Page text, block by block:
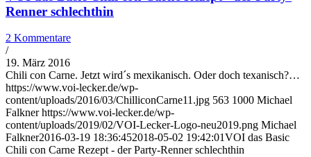
Renner schlechthin
2 Kommentare
/
19. März 2016
Chili con Carne. Jetzt wird´s mexikanisch. Oder doch texanisch?…
https://www.voi-lecker.de/wp-
content/uploads/2016/03/ChilliconCarne11.jpg 563 1000 Michael
Falkner https://www.voi-lecker.de/wp-
content/uploads/2019/02/VOI-Lecker-Logo-neu2019.png Michael
Falkner2016-03-19 18:36:452018-05-02 19:42:01VOI das Basic
Chili con Carne Rezept - der Party-Renner schlechthin